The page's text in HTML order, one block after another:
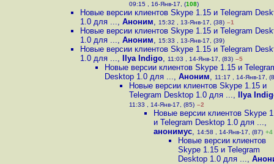
09:15 , 16-Янв-17, (108)
Новые версии клиентов Skype 1.15 и Telegram
1.0 для ..., Аноним, 15:32 , 13-Янв-17, (38) –1
Новые версии клиентов Skype 1.15 и Telegram
1.0 для ..., Аноним, 15:33 , 13-Янв-17, (39)
Новые версии клиентов Skype 1.15 и Telegram
1.0 для ..., Ilya Indigo, 11:03 , 14-Янв-17, (83) –5
Новые версии клиентов Skype 1.15 и
Desktop 1.0 для ..., Аноним, 11:17 , 14-Янв-17,
Новые версии клиентов Skype 1.15 и
Telegram Desktop 1.0 для ..., Ilya
11:33 , 14-Янв-17, (85) –2
Новые версии клиентов Skype
и Telegram Desktop 1.0 для ...,
анонимус, 14:58 , 14-Янв-17, (87) +4
Новые версии клиентов
Skype 1.15 и Telegram
Desktop 1.0 для ...,